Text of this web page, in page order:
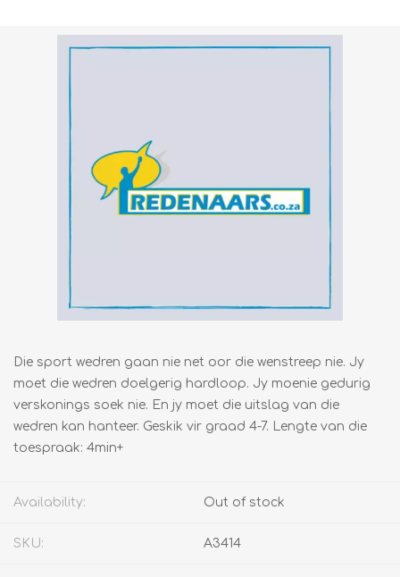
Die sport wedren gaan nie net oor die wenstreep nie. Jy
moet die wedren doelgerig hardloop. Jy moenie gedurig
verskonings soek nie. En jy moet die uitslag van die
wedren kan hanteer. Geskik vir graad 4-7. Lengte van die
toespraak: 4min+
Availability: Out of stock
SKU: A3414